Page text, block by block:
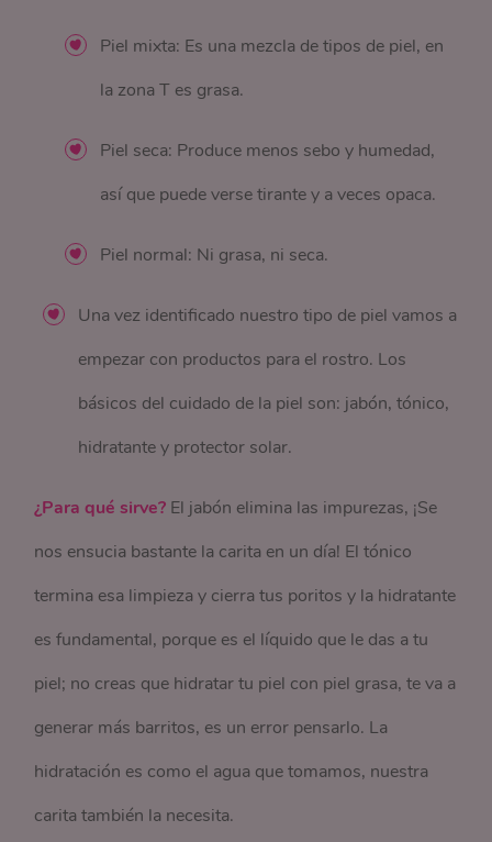
Piel mixta: Es una mezcla de tipos de piel, en
la zona T es grasa.
Piel seca: Produce menos sebo y humedad,
así que puede verse tirante y a veces opaca.
Piel normal: Ni grasa, ni seca.
Una vez identificado nuestro tipo de piel vamos a
empezar con productos para el rostro. Los
básicos del cuidado de la piel son: jabón, tónico,
hidratante y protector solar.
¿Para qué sirve? El jabón elimina las impurezas, ¡Se
nos ensucia bastante la carita en un día! El tónico
termina esa limpieza y cierra tus poritos y la hidratante
es fundamental, porque es el líquido que le das a tu
piel; no creas que hidratar tu piel con piel grasa, te va a
generar más barritos, es un error pensarlo. La
hidratación es como el agua que tomamos, nuestra
carita también la necesita.